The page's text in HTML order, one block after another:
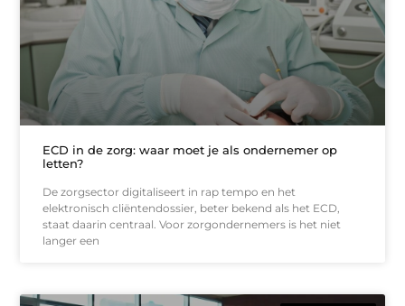
ECD in de zorg: waar moet je als ondernemer op
letten?
De zorgsector digitaliseert in rap tempo en het
elektronisch cliëntendossier, beter bekend als het ECD,
staat daarin centraal. Voor zorgondernemers is het niet
langer een